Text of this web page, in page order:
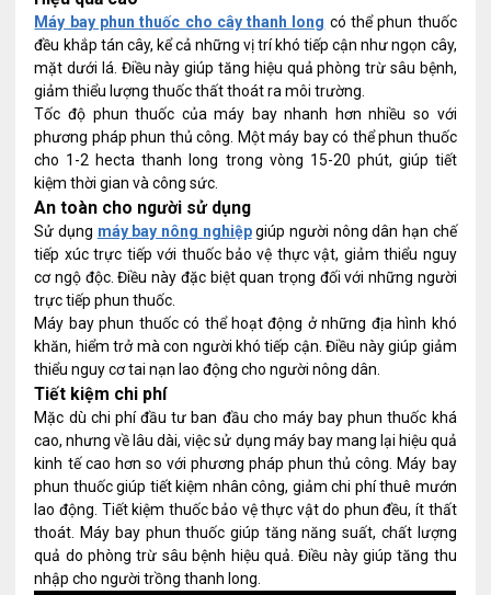
Máy bay phun thuốc cho cây thanh long có thể phun thuốc
đều khắp tán cây, kể cả những vị trí khó tiếp cận như ngọn cây,
mặt dưới lá. Điều này giúp tăng hiệu quả phòng trừ sâu bệnh,
giảm thiểu lượng thuốc thất thoát ra môi trường.
Tốc độ phun thuốc của máy bay nhanh hơn nhiều so với
phương pháp phun thủ công. Một máy bay có thể phun thuốc
cho 1-2 hecta thanh long trong vòng 15-20 phút, giúp tiết
kiệm thời gian và công sức.
An toàn cho người sử dụng
Sử dụng máy bay nông nghiệpgiúp người nông dân hạn chế
tiếp xúc trực tiếp với thuốc bảo vệ thực vật, giảm thiểu nguy
cơ ngộ độc. Điều này đặc biệt quan trọng đối với những người
trực tiếp phun thuốc.
Máy bay phun thuốc có thể hoạt động ở những địa hình khó
khăn, hiểm trở mà con người khó tiếp cận. Điều này giúp giảm
thiểu nguy cơ tai nạn lao động cho người nông dân.
Tiết kiệm chi phí
Mặc dù chi phí đầu tư ban đầu cho máy bay phun thuốc khá
cao, nhưng về lâu dài, việc sử dụng máy bay mang lại hiệu quả
kinh tế cao hơn so với phương pháp phun thủ công. Máy bay
phun thuốc giúp tiết kiệm nhân công, giảm chi phí thuê mướn
lao động. Tiết kiệm thuốc bảo vệ thực vật do phun đều, ít thất
thoát. Máy bay phun thuốc giúp tăng năng suất, chất lượng
quả do phòng trừ sâu bệnh hiệu quả. Điều này giúp tăng thu
nhập cho người trồng thanh long.